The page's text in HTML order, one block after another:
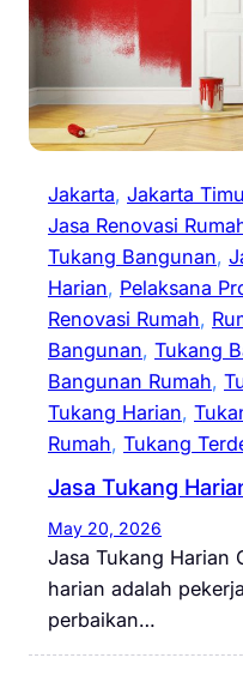
Jakarta, Jakarta
Jasa Renovasi
Tukang Bangunan,
Harian, Pelaksana
Renovasi Rumah,
Bangunan, Tukang
Bangunan Rumah,
Tukang Harian,
Rumah, Tukang
Jasa Tukang
May 20, 2026
Jasa Tukang Harian
harian adalah
perbaikan…